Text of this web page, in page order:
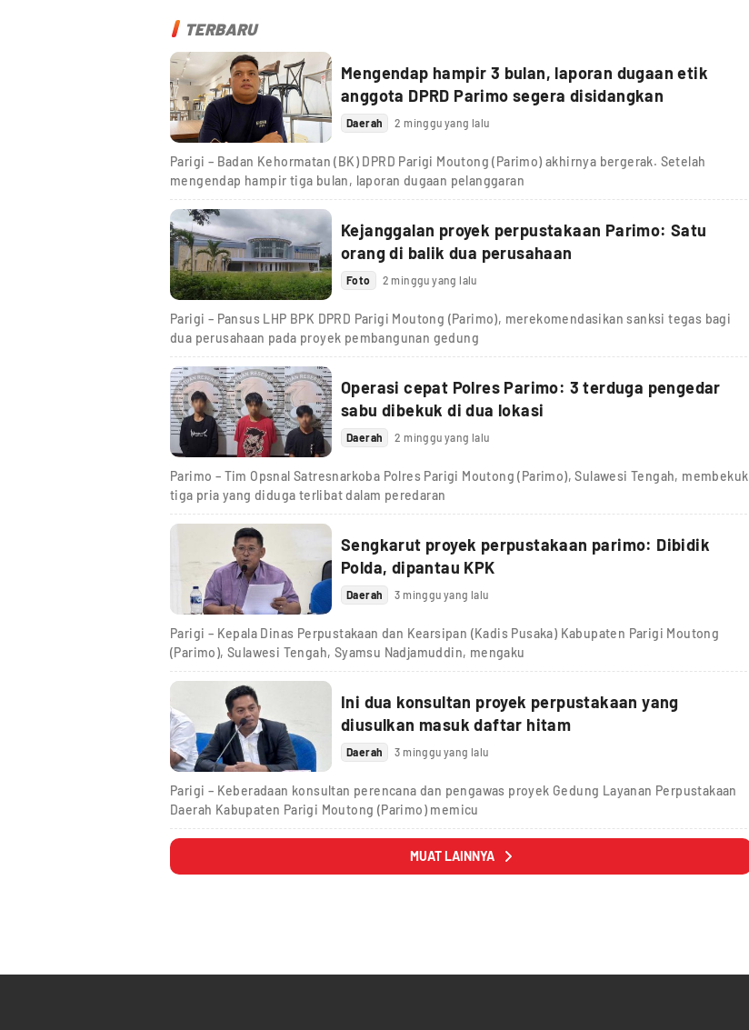
TERBARU
Mengendap hampir 3 bulan, laporan dugaan etik
anggota DPRD Parimo segera disidangkan
Daerah 2 minggu yang lalu
Parigi – Badan Kehormatan (BK) DPRD Parigi Moutong (Parimo) akhirnya bergerak. Setelah
mengendap hampir tiga bulan, laporan dugaan pelanggaran
Kejanggalan proyek perpustakaan Parimo: Satu
orang di balik dua perusahaan
Foto 2 minggu yang lalu
Parigi – Pansus LHP BPK DPRD Parigi Moutong (Parimo), merekomendasikan sanksi tegas bagi
dua perusahaan pada proyek pembangunan gedung
Operasi cepat Polres Parimo: 3 terduga pengedar
sabu dibekuk di dua lokasi
Daerah 2 minggu yang lalu
Parimo – Tim Opsnal Satresnarkoba Polres Parigi Moutong (Parimo), Sulawesi Tengah, membekuk
tiga pria yang diduga terlibat dalam peredaran
Sengkarut proyek perpustakaan parimo: Dibidik
Polda, dipantau KPK
Daerah 3 minggu yang lalu
Parigi – Kepala Dinas Perpustakaan dan Kearsipan (Kadis Pusaka) Kabupaten Parigi Moutong
(Parimo), Sulawesi Tengah, Syamsu Nadjamuddin, mengaku
Ini dua konsultan proyek perpustakaan yang
diusulkan masuk daftar hitam
Daerah 3 minggu yang lalu
Parigi – Keberadaan konsultan perencana dan pengawas proyek Gedung Layanan Perpustakaan
Daerah Kabupaten Parigi Moutong (Parimo) memicu
MUAT LAINNYA